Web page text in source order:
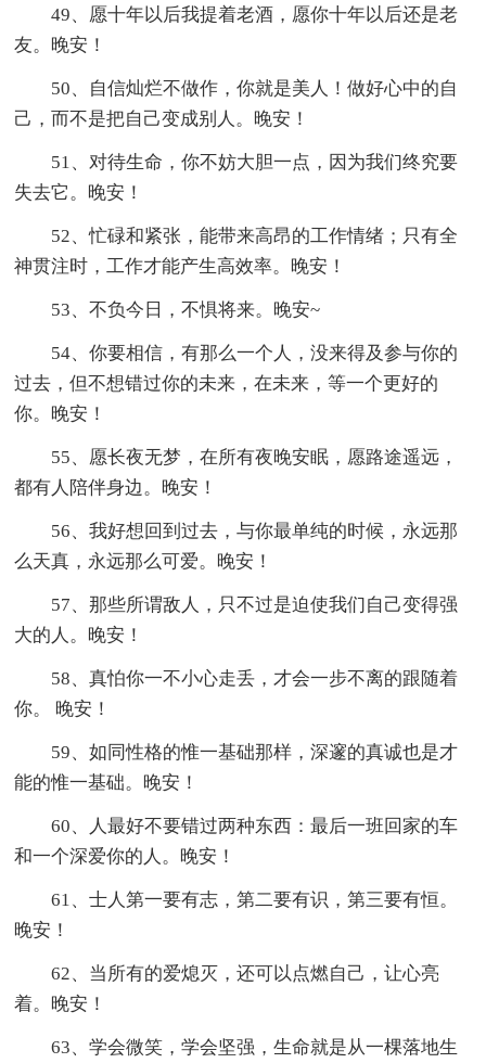
49、愿十年以后我提着老酒，愿你十年以后还是老
友。晚安！
50、自信灿烂不做作，你就是美人！做好心中的自
己，而不是把自己变成别人。晚安！
51、对待生命，你不妨大胆一点，因为我们终究要
失去它。晚安！
52、忙碌和紧张，能带来高昂的工作情绪；只有全
神贯注时，工作才能产生高效率。晚安！
53、不负今日，不惧将来。晚安~
54、你要相信，有那么一个人，没来得及参与你的
过去，但不想错过你的未来，在未来，等一个更好的
你。晚安！
55、愿长夜无梦，在所有夜晚安眠，愿路途遥远，
都有人陪伴身边。晚安！
56、我好想回到过去，与你最单纯的时候，永远那
么天真，永远那么可爱。晚安！
57、那些所谓敌人，只不过是迫使我们自己变得强
大的人。晚安！
58、真怕你一不小心走丢，才会一步不离的跟随着
你。 晚安！
59、如同性格的惟一基础那样，深邃的真诚也是才
能的惟一基础。晚安！
60、人最好不要错过两种东西：最后一班回家的车
和一个深爱你的人。晚安！
61、士人第一要有志，第二要有识，第三要有恒。
晚安！
62、当所有的爱熄灭，还可以点燃自己，让心亮
着。晚安！
63、学会微笑，学会坚强，生命就是从一棵落地生